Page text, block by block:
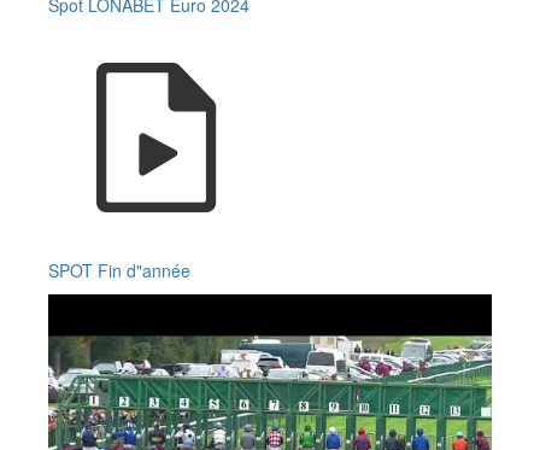
Spot LONABET Euro 2024
SPOT Fin d"année